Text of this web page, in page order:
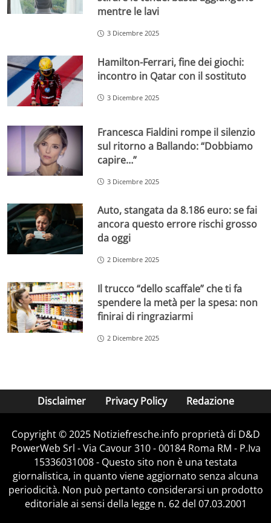
mentre le lavi
3 Dicembre 2025
Hamilton-Ferrari, fine dei giochi:
incontro in Qatar con il sostituto
3 Dicembre 2025
Francesca Fialdini rompe il silenzio
sul ritorno a Ballando: “Dobbiamo
capire…”
3 Dicembre 2025
Auto, stangata da 8.186 euro: se fai
ancora questo errore rischi grosso
da oggi
2 Dicembre 2025
Il trucco “dello scaffale” che ti fa
spendere la metà per la spesa: non
finirai di ringraziarmi
2 Dicembre 2025
Disclaimer Privacy Policy Redazione
Copyright © 2025 Notiziefresche.info proprietà di D&D
PowerWeb Srl - Via Cavour 310 - 00184 Roma RM - P.Iva
15336031008 - Questo sito non è una testata
giornalistica, in quanto viene aggiornato senza alcuna
periodicità. Non può pertanto considerarsi un prodotto
editoriale ai sensi della legge n. 62 del 07.03.2001